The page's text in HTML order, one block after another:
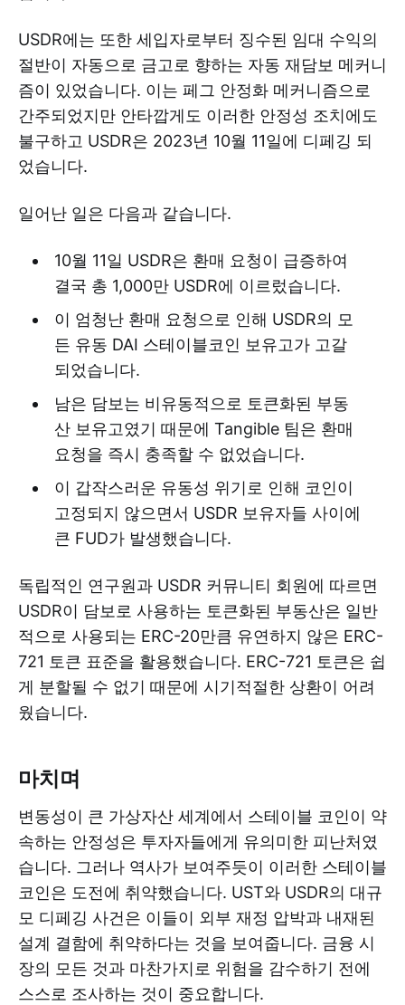
USDR에는 또한 세입자로부터 징수된 임대 수익의
절반이 자동으로 금고로 향하는 자동 재담보 메커니
즘이 있었습니다. 이는 페그 안정화 메커니즘으로
간주되었지만 안타깝게도 이러한 안정성 조치에도
불구하고 USDR은 2023년 10월 11일에 디페깅 되
었습니다.
일어난 일은 다음과 같습니다.
10월 11일 USDR은 환매 요청이 급증하여
결국 총 1,000만 USDR에 이르렀습니다.
이 엄청난 환매 요청으로 인해 USDR의 모
든 유동 DAI 스테이블코인 보유고가 고갈
되었습니다.
남은 담보는 비유동적으로 토큰화된 부동
산 보유고였기 때문에 Tangible 팀은 환매
요청을 즉시 충족할 수 없었습니다.
이 갑작스러운 유동성 위기로 인해 코인이
고정되지 않으면서 USDR 보유자들 사이에
큰 FUD가 발생했습니다.
독립적인 연구원과 USDR 커뮤니티 회원에 따르면
USDR이 담보로 사용하는 토큰화된 부동산은 일반
적으로 사용되는 ERC-20만큼 유연하지 않은 ERC-
721 토큰 표준을 활용했습니다. ERC-721 토큰은 쉽
게 분할될 수 없기 때문에 시기적절한 상환이 어려
웠습니다.
마치며
변동성이 큰 가상자산 세계에서 스테이블 코인이 약
속하는 안정성은 투자자들에게 유의미한 피난처였
습니다. 그러나 역사가 보여주듯이 이러한 스테이블
코인은 도전에 취약했습니다. UST와 USDR의 대규
모 디페깅 사건은 이들이 외부 재정 압박과 내재된
설계 결함에 취약하다는 것을 보여줍니다. 금융 시
장의 모든 것과 마찬가지로 위험을 감수하기 전에
스스로 조사하는 것이 중요합니다.